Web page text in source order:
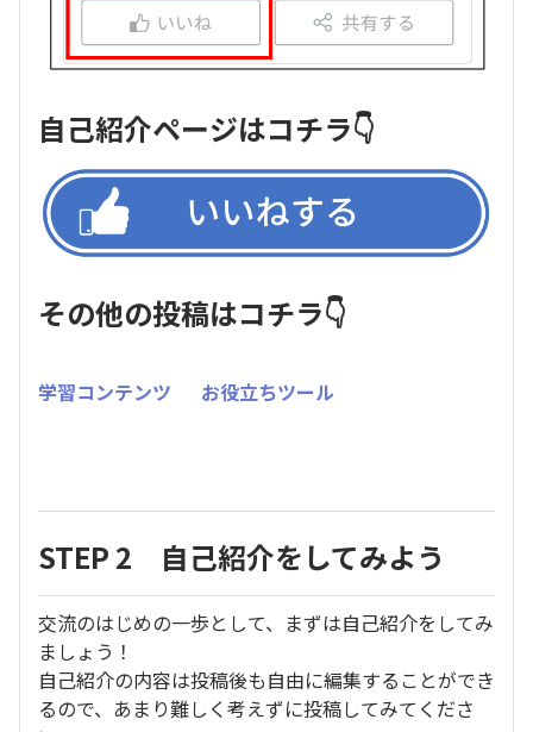
自己紹介ページはコチラ👇
その他の投稿はコチラ👇
学習コンテンツ お役立ちツール
STEP 2 自己紹介をしてみよう
交流のはじめの一歩として、まずは自己紹介をしてみ
ましょう！
自己紹介の内容は投稿後も自由に編集することができ
るので、あまり難しく考えずに投稿してみてくださ